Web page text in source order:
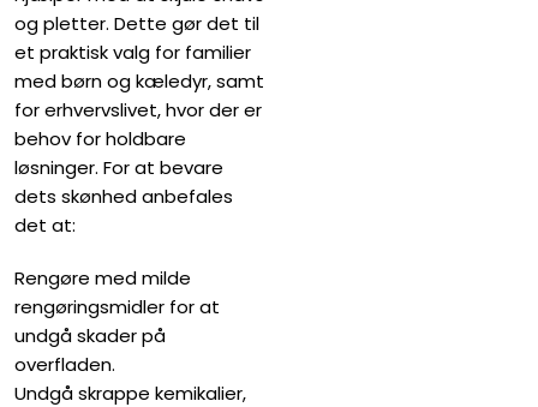
og pletter. Dette gør det til
et praktisk valg for familier
med børn og kæledyr, samt
for erhvervslivet, hvor der er
behov for holdbare
løsninger. For at bevare
dets skønhed anbefales
det at:
Rengøre med milde
rengøringsmidler for at
undgå skader på
overfladen.
Undgå skrappe kemikalier,